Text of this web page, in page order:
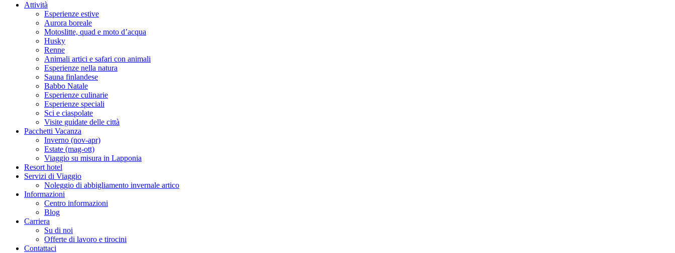
Attività
Esperienze estive
Aurora boreale
Motoslitte, quad e moto d’acqua
Husky
Renne
Animali artici e safari con animali
Esperienze nella natura
Sauna finlandese
Babbo Natale
Esperienze culinarie
Esperienze speciali
Sci e ciaspolate
Visite guidate delle città
Pacchetti Vacanza
Inverno (nov-apr)
Estate (mag-ott)
Viaggio su misura in Lapponia
Resort hotel
Servizi di Viaggio
Noleggio di abbigliamento invernale artico
Informazioni
Centro informazioni
Blog
Carriera
Su di noi
Offerte di lavoro e tirocini
Contattaci